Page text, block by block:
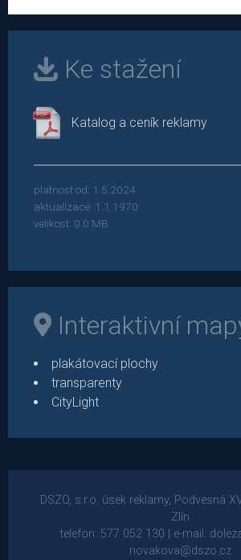
Ke stažení
Katalog a ceník reklamy
platnost od: 1.5.2024
aktualizace: 1.1.1970
velikost: 0.0 MB
Interaktivní
plakátovací plochy
transparenty
CityLight
DSZO, s.r.o. úsek reklamy, Podvesná
Zlín
telefon: 577 052 130 | e-mail:
novakova@dszo.cz